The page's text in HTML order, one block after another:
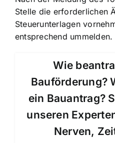
Stelle die erforderlichen
Steuerunterlagen
entsprechend ummelden.
Wie
Bauförderung?
ein Bauantrag?
unseren
Nerven,